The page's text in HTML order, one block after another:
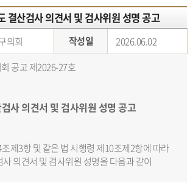
결산검사 의견서 및 검사위원 성명 공고
의회 작성일
2026.06.02
공고 제2026-27호
사 의견서 및 검사위원 성명 공고
제3항 및 같은 법 시행령 제10조제2항에 따라
의견서 및 검사위원 성명을 다음과 같이